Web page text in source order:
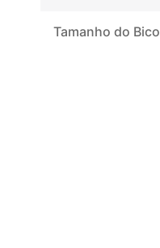
Tamanho do Bico